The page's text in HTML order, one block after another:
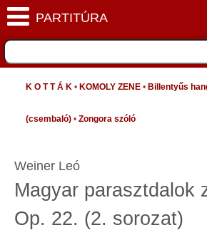
K O T T Á K • KOMOLY ZENE • Billentyűs
(csembaló) • Zongora szóló
Weiner Leó
Magyar parasztdalok
Op. 22. (2. sorozat)